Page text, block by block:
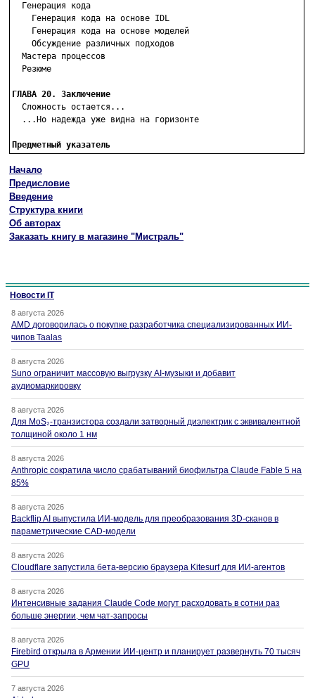
  Генерация кода
    Генерация кода на основе IDL
    Генерация кода на основе моделей
    Обсуждение различных подходов
  Мастера процессов
  Резюме
ГЛАВА 20. Заключение
Сложность остается...
  ...Но надежда уже видна на горизонте
Предметный указатель
Начало
Предисловие
Введение
Структура книги
Об авторах
Заказать книгу в магазине "Мистраль"
Новости IT
8 августа 2026
AMD договорилась о покупке разработчика специализированных ИИ-
чипов Taalas
8 августа 2026
Suno ограничит массовую выгрузку AI-музыки и добавит
аудиомаркировку
8 августа 2026
Для MoS₂-транзистора создали затворный диэлектрик с эквивалентной
толщиной около 1 нм
8 августа 2026
Anthropic сократила число срабатываний биофильтра Claude Fable 5 на
85%
8 августа 2026
Backflip AI выпустила ИИ-модель для преобразования 3D-сканов в
параметрические CAD-модели
8 августа 2026
Cloudflare запустила бета-версию браузера Kitesurf для ИИ-агентов
8 августа 2026
Интенсивные задания Claude Code могут расходовать в сотни раз
больше энергии, чем чат-запросы
8 августа 2026
Firebird открыла в Армении ИИ-центр и планирует развернуть 70 тысяч
GPU
7 августа 2026